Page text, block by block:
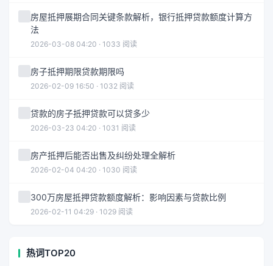
房屋抵押展期合同关键条款解析，银行抵押贷款额度计算方
法
2026-03-08 04:20 · 1033 阅读
房子抵押期限贷款期限吗
2026-02-09 16:50 · 1032 阅读
贷款的房子抵押贷款可以贷多少
2026-03-23 04:20 · 1031 阅读
房产抵押后能否出售及纠纷处理全解析
2026-02-04 04:20 · 1030 阅读
300万房屋抵押贷款额度解析：影响因素与贷款比例
2026-02-11 04:29 · 1029 阅读
热词TOP20